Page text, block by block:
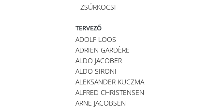
ZSÚRKOCSI
TERVEZŐ
ADOLF LOOS
ADRIEN GARDÈRE
ALDO JACOBER
ALDO SIRONI
ALEKSANDER KUCZMA
ALFRED CHRISTENSEN
ARNE JACOBSEN